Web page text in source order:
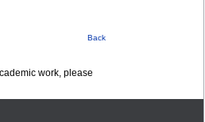
Back
work, please